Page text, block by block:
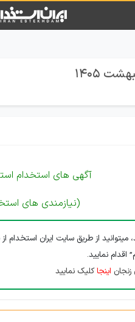
آگهی های استخدام
(نیازمندی های
از طریق سایت ایران
اقدام نمایید.
اینجاکلیک نمایید